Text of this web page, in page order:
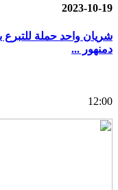
2023-10-19
شريان واحد حملة للتبرع
دمنهور ...
12:00